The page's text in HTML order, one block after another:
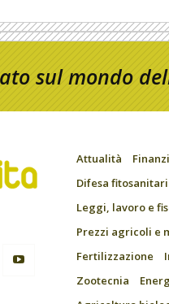
sul mondo
Attualità
Difesa
Leggi, lavoro e
Prezzi agricoli e
Fertilizzazione
Zootecnia